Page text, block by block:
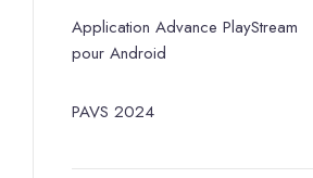
Application Advance PlayStream
pour Android
PAVS 2024